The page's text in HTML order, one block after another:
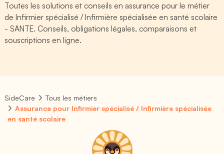
Toutes les solutions et conseils en assurance pour le métier
de Infirmier spécialisé / Infirmière spécialisée en santé scolaire
- SANTE. Conseils, obligations légales, comparaisons et
souscriptions en ligne.
SideCare
Tous les métiers
Assurance pour Infirmier spécialisé / Infirmière spécialisée
en santé scolaire